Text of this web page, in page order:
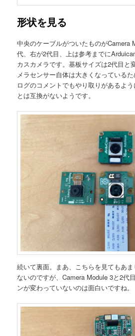
形状を見る
中央のケーブルがついたものがCamera
代、右が2代目、上は参考までに
カスカメラです。基板サイズは2代目と
メラセンサー自体は大きくなっている
ログのコメントでもやり取りがあるよ
とは互換がないようです。
続いて裏面。まあ、こちらを見てもあ
ないのですが、Camera Module 3と2代
ンが変わっていないのは面白いですね。